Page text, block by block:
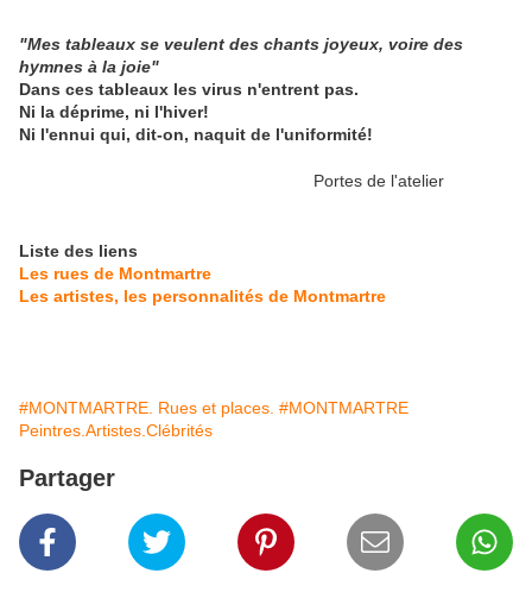
"Mes tableaux se veulent des chants joyeux, voire des
hymnes à la joie"
Dans ces tableaux les virus n'entrent pas.
Ni la déprime, ni l'hiver!
Ni l'ennui qui, dit-on, naquit de l'uniformité!
Portes de l'atelier
Liste des liens
Les rues de Montmartre
Les artistes, les personnalités de Montmartre
#MONTMARTRE. Rues et places. #MONTMARTRE
Peintres.Artistes.Clébrités
Partager